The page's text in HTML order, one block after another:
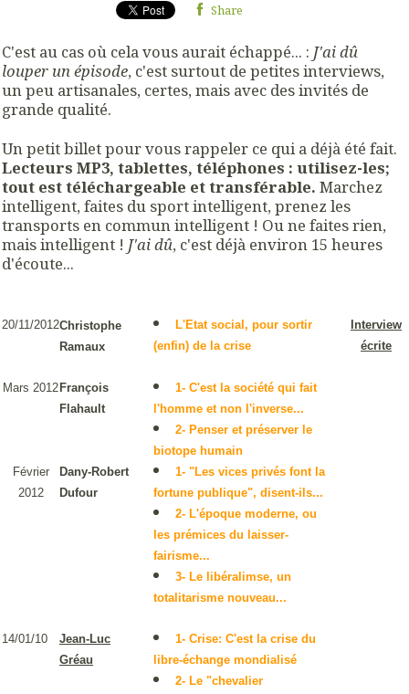
Share
C'est au cas où cela vous aurait échappé... : J'ai dû
louper un épisode, c'est surtout de petites interviews,
un peu artisanales, certes, mais avec des invités de
grande qualité.
Un petit billet pour vous rappeler ce qui a déjà été fait.
Lecteurs MP3, tablettes, téléphones : utilisez-les;
tout est téléchargeable et transférable. Marchez
intelligent, faites du sport intelligent, prenez les
transports en commun intelligent ! Ou ne faites rien,
mais intelligent ! J'ai dû, c'est déjà environ 15 heures
d'écoute...
20/11/2012Christophe
Ramaux
L'Etat social, pour sortir
(enfin) de la crise
Interview
écrite
Mars 2012 François
Flahault
1- C'est la société qui fait
l'homme et non l'inverse...
2- Penser et préserver le
biotope humain
Février
2012
Dany-Robert
Dufour
1- "Les vices privés font la
fortune publique", disent-ils...
2- L'époque moderne, ou
les prémices du laisser-
fairisme...
3- Le libéralimse, un
totalitarisme nouveau...
14/01/10
Jean-Luc
Gréau
1- Crise: C'est la crise du
libre-échange mondialisé
2- Le "chevalier